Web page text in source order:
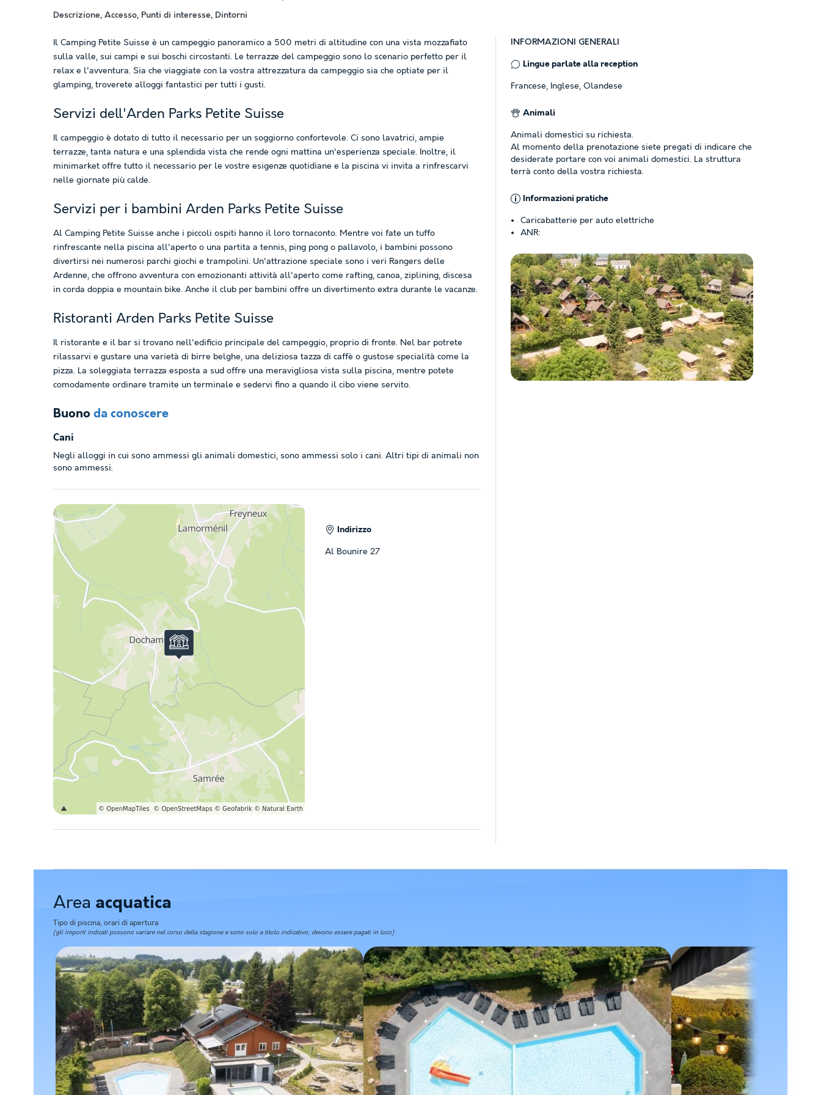
Descrizione, Accesso, Punti di interesse, Dintorni
Il Camping Petite Suisse è un campeggio panoramico a 500 metri di altitudine con una vista mozzafiato
sulla valle, sui campi e sui boschi circostanti. Le terrazze del campeggio sono lo scenario perfetto per il
relax e l'avventura. Sia che viaggiate con la vostra attrezzatura da campeggio sia che optiate per il
glamping, troverete alloggi fantastici per tutti i gusti.
Servizi dell'Arden Parks Petite Suisse
Il campeggio è dotato di tutto il necessario per un soggiorno confortevole. Ci sono lavatrici, ampie
terrazze, tanta natura e una splendida vista che rende ogni mattina un'esperienza speciale. Inoltre, il
minimarket offre tutto il necessario per le vostre esigenze quotidiane e la piscina vi invita a rinfrescarvi
nelle giornate più calde.
Servizi per i bambini Arden Parks Petite Suisse
Al Camping Petite Suisse anche i piccoli ospiti hanno il loro tornaconto. Mentre voi fate un tuffo
rinfrescante nella piscina all'aperto o una partita a tennis, ping pong o pallavolo, i bambini possono
divertirsi nei numerosi parchi giochi e trampolini. Un'attrazione speciale sono i veri Rangers delle
Ardenne, che offrono avventura con emozionanti attività all'aperto come rafting, canoa, ziplining, discesa
in corda doppia e mountain bike. Anche il club per bambini offre un divertimento extra durante le vacanze.
Ristoranti Arden Parks Petite Suisse
Il ristorante e il bar si trovano nell'edificio principale del campeggio, proprio di fronte. Nel bar potrete
rilassarvi e gustare una varietà di birre belghe, una deliziosa tazza di caffè o gustose specialità come la
pizza. La soleggiata terrazza esposta a sud offre una meravigliosa vista sulla piscina, mentre potete
comodamente ordinare tramite un terminale e sedervi fino a quando il cibo viene servito.
Buono da conoscere
Cani
Negli alloggi in cui sono ammessi gli animali domestici, sono ammessi solo i cani. Altri tipi di animali non
sono ammessi.
Indirizzo
Al Bounire 27
INFORMAZIONI GENERALI
Lingue parlate alla reception
Francese, Inglese, Olandese
Animali
Animali domestici su richiesta.
Al momento della prenotazione siete pregati di indicare che
desiderate portare con voi animali domestici. La struttura
terrà conto della vostra richiesta.
Informazioni pratiche
Caricabatterie per auto elettriche
ANR:
Visualizza la mappa
Area acquatica
Tipo di piscina, orari di apertura
(gli importi indicati possono variare nel corso della stagione e sono solo a titolo indicativo; devono essere pagati in loco)